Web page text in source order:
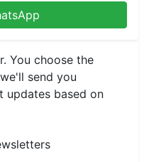
You choose the
send you
updates based on